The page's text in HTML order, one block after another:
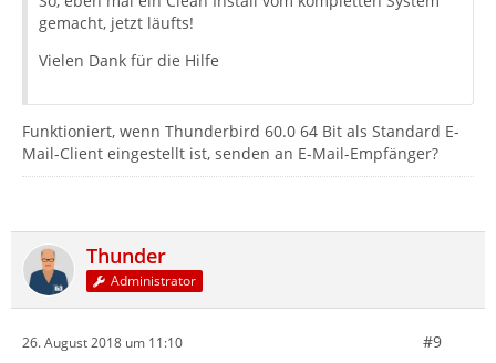
gemacht, jetzt läufts!
Vielen Dank für die Hilfe
Funktioniert, wenn Thunderbird 60.0 64 Bit als Standard E-
Mail-Client eingestellt ist, senden an E-Mail-Empfänger?
Thunder
Administrator
26. August 2018 um 11:10 #9